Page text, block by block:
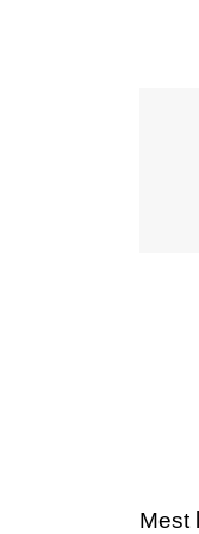
Mest